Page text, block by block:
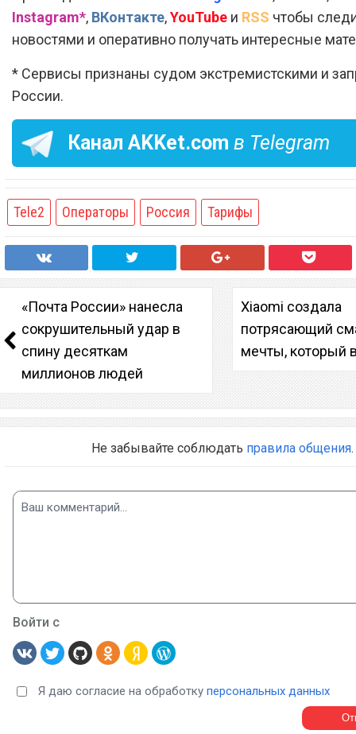
Instagram*, ВКонтакте,YouTube и RSS чтобы
новостями и оперативно получать интересные
* Сервисы признаны судом экстремистскими и
России.
Канал AKKet.com в Telegram
Tele2 Операторы Россия Тарифы
«Почта России» нанесла
сокрушительный удар в
спину десяткам
миллионов людей
Xiaomi создала
потрясающий
мечты, который
Не забывайте соблюдать правила общения.
Войти с
Я даю согласие на обработку персональных данных